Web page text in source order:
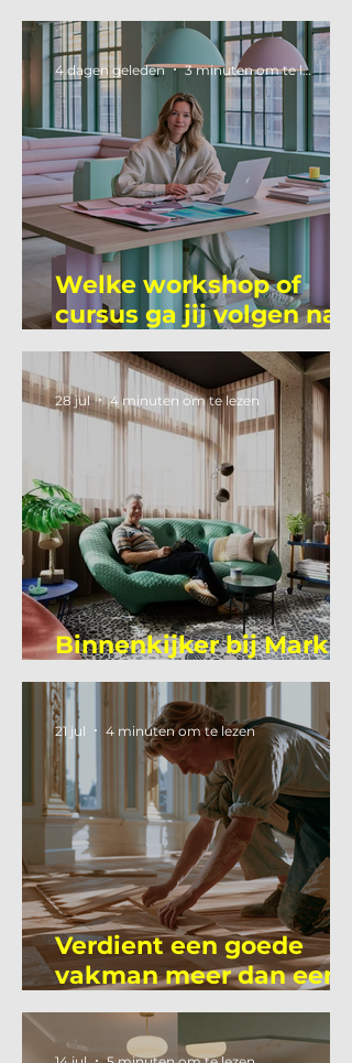
Welke workshop of
cursus ga jij volgen na
je vakantie?
4 dagen geleden 3 minuten om te lezen
Binnenkijker bij Mark
Mutsaers
28 jul 4 minuten om te lezen
Verdient een goede
vakman meer dan een
gemiddelde
academicus?
21 jul 4 minuten om te lezen